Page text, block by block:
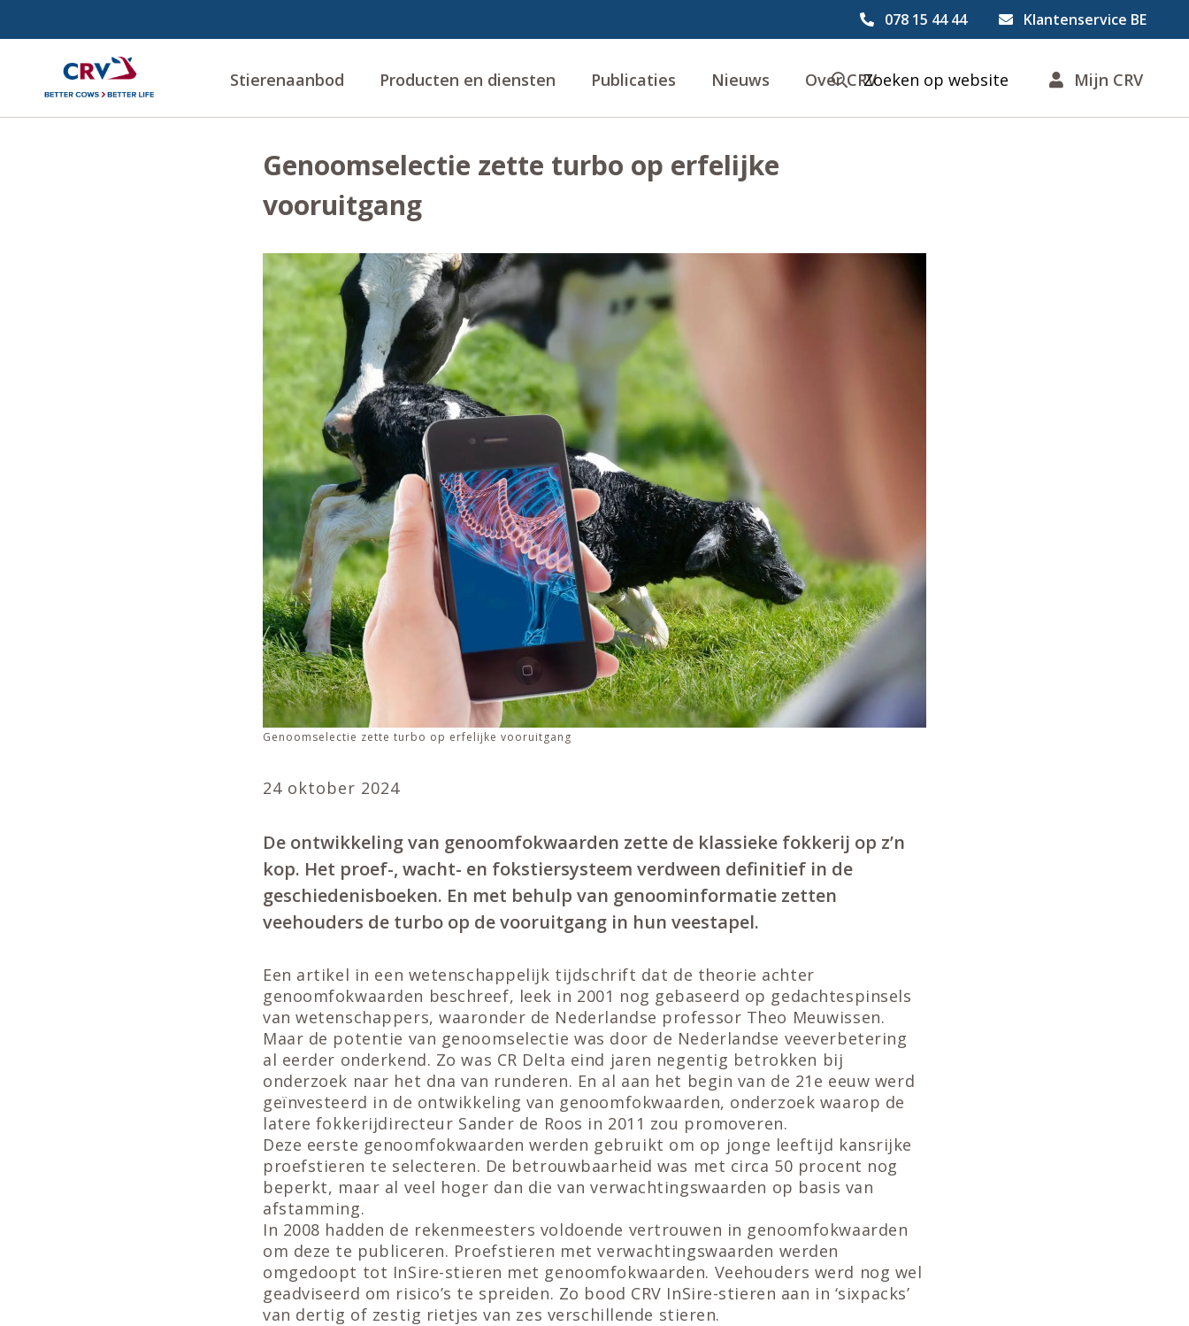
078 15 44 44 Klantenservice BE
Stierenaanbod Producten en diensten Publicaties Nieuws Over CRVZoeken op website Mijn CRV
Genoomselectie zette turbo op erfelijke
vooruitgang
Genoomselectie zette turbo op erfelijke vooruitgang
24 oktober 2024
De ontwikkeling van genoomfokwaarden zette de klassieke fokkerij op z’n
kop. Het proef-, wacht- en fokstiersysteem verdween definitief in de
geschiedenisboeken. En met behulp van genoominformatie zetten
veehouders de turbo op de vooruitgang in hun veestapel.
Een artikel in een wetenschappelijk tijdschrift dat de theorie achter
genoomfokwaarden beschreef, leek in 2001 nog gebaseerd op gedachtespinsels
van wetenschappers, waaronder de Nederlandse professor Theo Meuwissen.
Maar de potentie van genoomselectie was door de Nederlandse veeverbetering
al eerder onderkend. Zo was CR Delta eind jaren negentig betrokken bij
onderzoek naar het dna van runderen. En al aan het begin van de 21e eeuw werd
geïnvesteerd in de ontwikkeling van genoomfokwaarden, onderzoek waarop de
latere fokkerijdirecteur Sander de Roos in 2011 zou promoveren.
Deze eerste genoomfokwaarden werden gebruikt om op jonge leeftijd kansrijke
proefstieren te selecteren. De betrouwbaarheid was met circa 50 procent nog
beperkt, maar al veel hoger dan die van verwachtingswaarden op basis van
afstamming.
In 2008 hadden de rekenmeesters voldoende vertrouwen in genoomfokwaarden
om deze te publiceren. Proefstieren met verwachtingswaarden werden
omgedoopt tot InSire-stieren met genoomfokwaarden. Veehouders werd nog wel
geadviseerd om risico’s te spreiden. Zo bood CRV InSire-stieren aan in ‘sixpacks’
van dertig of zestig rietjes van zes verschillende stieren.